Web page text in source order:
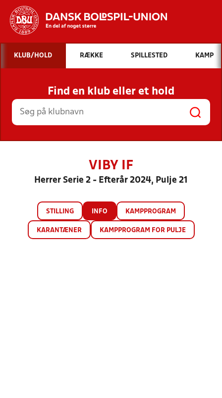
Hvad vil du søge efter?
INDHOLD OG NYHEDER
STILLINGER, RESULTATER, KLUBBER OG
HOLD
KLUB/HOLD RÆKKE SPILLESTED KAMP
Find en klub eller et hold
VIBY IF
Herrer Serie 2 - Efterår 2024, Pulje 21
STILLING INFO KAMPPROGRAM
KARANTÆNER KAMPPROGRAM FOR PULJE